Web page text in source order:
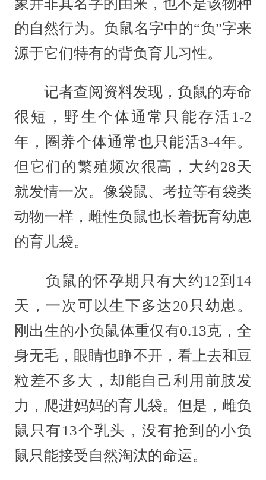
的自然行为。负鼠名字中的“负”字来
源于它们特有的背负育儿习性。
记者查阅资料发现，负鼠的寿命
很短，野生个体通常只能存活1-2
年，圈养个体通常也只能活3-4年。
但它们的繁殖频次很高，大约28天
就发情一次。像袋鼠、考拉等有袋类
动物一样，雌性负鼠也长着抚育幼崽
的育儿袋。
负鼠的怀孕期只有大约12到14
天，一次可以生下多达20只幼崽。
刚出生的小负鼠体重仅有0.13克，全
身无毛，眼睛也睁不开，看上去和豆
粒差不多大，却能自己利用前肢发
力，爬进妈妈的育儿袋。但是，雌负
鼠只有13个乳头，没有抢到的小负
鼠只能接受自然淘汰的命运。